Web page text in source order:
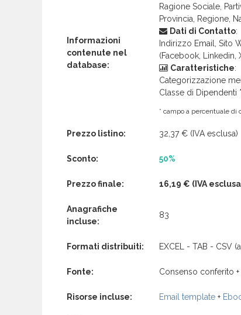
Informazioni
contenute nel
database:
Ragione Sociale,
Provincia, Regione,
Dati di Contatto:
Indirizzo Email, Sito
(Facebook, Linkedin,
Caratteristiche:
Categorizzazione
Classe di Dipendenti
* campo a percentuale di
Prezzo listino: 32,37 € (IVA esclusa)
Sconto: 50%
Prezzo finale: 16,19 € (IVA
Anagrafiche
incluse:
83
Formati distribuiti: EXCEL - TAB - CSV
Fonte: Consenso conferito
Risorse incluse: Email template +